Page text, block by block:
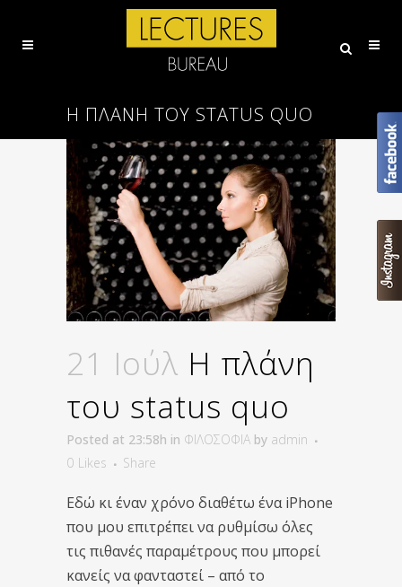
Η ΠΛΆΝΗ ΤΟΥ STATUS QUO
21 Ιούλ Η πλάνη
του status quo
Posted at 23:58h in ΦΙΛΟΣΟΦΙΑ by admin
0 Likes Share
Εδώ κι έναν χρόνο διαθέτω έναiPhone
που μου επιτρέπει να ρυθμίσω όλες
τις πιθανές παραμέτρους που μπορεί
κανείς να φανταστεί – από το